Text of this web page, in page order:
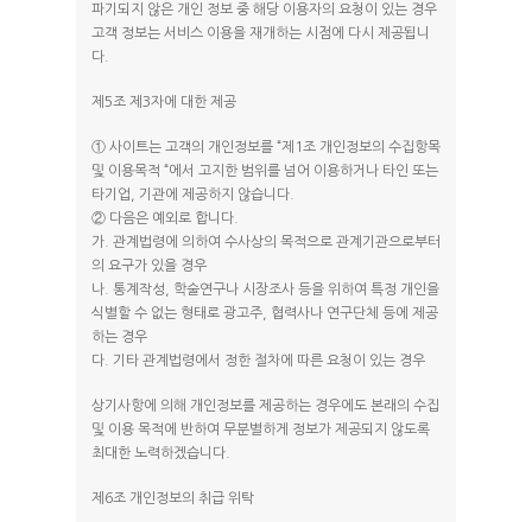
파기되지 않은 개인 정보 중 해당 이용자의 요청이 있는 경우
고객 정보는 서비스 이용을 재개하는 시점에 다시 제공됩니
다.
제5조 제3자에 대한 제공
① 사이트는 고객의 개인정보를 “제1조 개인정보의 수집항목
및 이용목적 “에서 고지한 범위를 넘어 이용하거나 타인 또는
타기업, 기관에 제공하지 않습니다.
② 다음은 예외로 합니다.
가. 관계법령에 의하여 수사상의 목적으로 관계기관으로부터
의 요구가 있을 경우
나. 통계작성, 학술연구나 시장조사 등을 위하여 특정 개인을
식별할 수 없는 형태로 광고주, 협력사나 연구단체 등에 제공
하는 경우
다. 기타 관계법령에서 정한 절차에 따른 요청이 있는 경우
상기사항에 의해 개인정보를 제공하는 경우에도 본래의 수집
및 이용 목적에 반하여 무분별하게 정보가 제공되지 않도록
최대한 노력하겠습니다.
제6조 개인정보의 취급 위탁